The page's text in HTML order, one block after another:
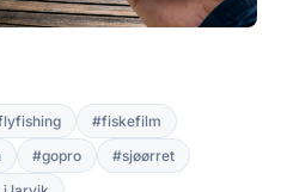
#fiskefilm
#gopro
#sjøørret